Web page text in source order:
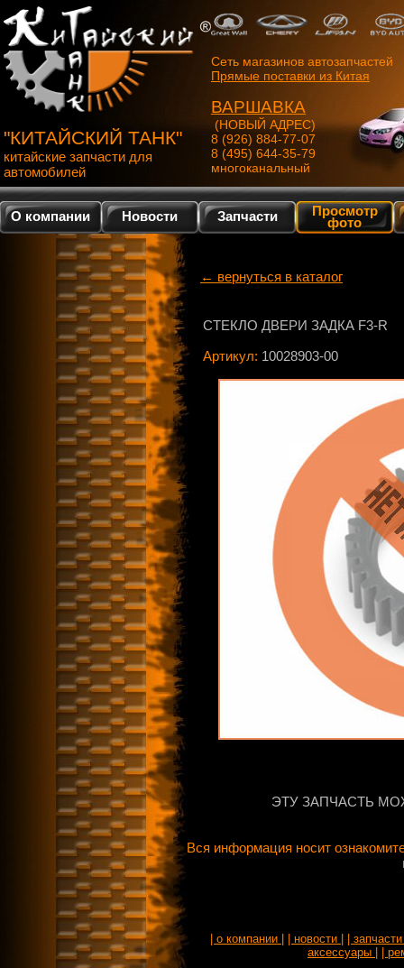
"КИТАЙСКИЙ ТАНК"
китайские запчасти для
автомобилей
Сеть магазинов автозапчастей
Прямые поставки из Китая
ВАРШАВКА
(НОВЫЙ АДРЕС)
8 (926) 884-77-07
8 (495) 644-35-79
многоканальный
О компании Новости Запчасти Просмотр
фото
← вернуться в каталог
СТЕКЛО ДВЕРИ ЗАДКА F3-R
Артикул: 10028903-00
ЭТУ ЗАПЧАСТЬ
Вся информация носит
| о компании | | новости |
|
аксессуары |
|